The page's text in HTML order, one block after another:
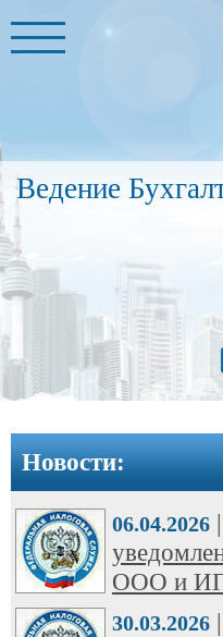
Главная
Иностранные
представительства
➩
Регистрация
➩
Внесение
изменений
в
ООО
➩
Юридические
адреса
Ведение
Новости:
06.04.2026 |
ООО и
30.03.2026 |